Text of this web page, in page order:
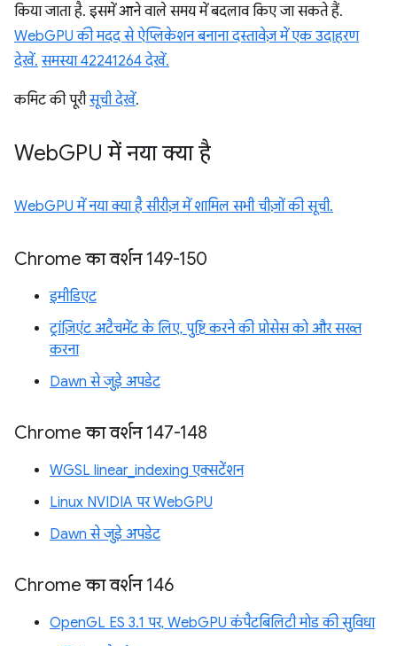
किया जाता है. इसमें आने वाले समय में बदलाव किए जा सकते हैं.
WebGPU की मदद से ऐप्लिकेशन बनाना दस्तावेज़ में एक उदाहरण
देखें. समस्या 42241264 देखें.
कमिट की पूरीसूची देखें.
WebGPU में नया क्या है
WebGPU में नया क्या है सीरीज़ में शामिल सभी चीज़ों की सूची.
Chrome का वर्शन 149-150
इमीडिएट
ट्रांज़िएंट अटैचमेंट के लिए, पुष्टि करने की प्रोसेस को और सख्त
करना
Dawn से जुड़े अपडेट
Chrome का वर्शन 147-148
WGSL linear_indexing एक्सटेंशन
Linux NVIDIA पर WebGPU
Dawn से जुड़े अपडेट
Chrome का वर्शन 146
OpenGL ES 3.1 पर, WebGPU कंपैटबिलिटी मोड की सुविधा